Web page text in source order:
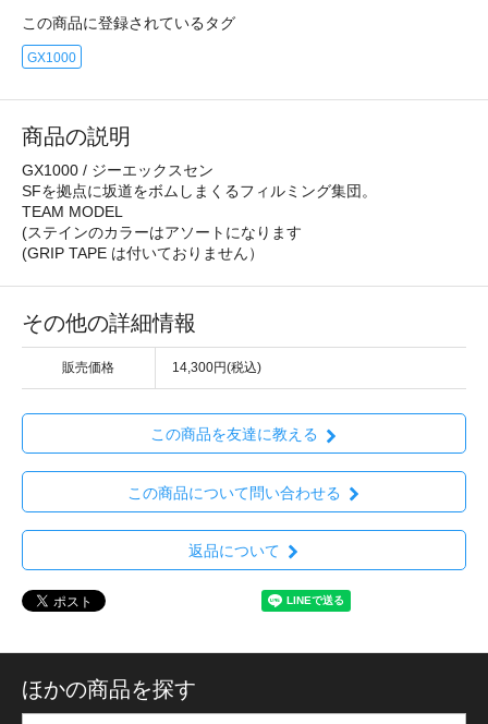
この商品に登録されているタグ
GX1000
商品の説明
GX1000 / ジーエックスセン
SFを拠点に坂道をボムしまくるフィルミング集団。
TEAM MODEL
(ステインのカラーはアソートになります
(GRIP TAPE は付いておりません）
その他の詳細情報
販売価格 14,300円(税込)
この商品を友達に教える
この商品について問い合わせる
返品について
ほかの商品を探す